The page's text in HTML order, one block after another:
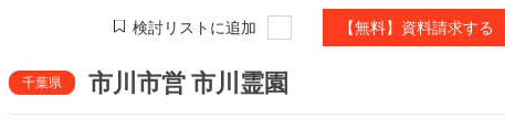
検討リストに追加 【無料】資料請求する
千葉県 市川市営 市川霊園